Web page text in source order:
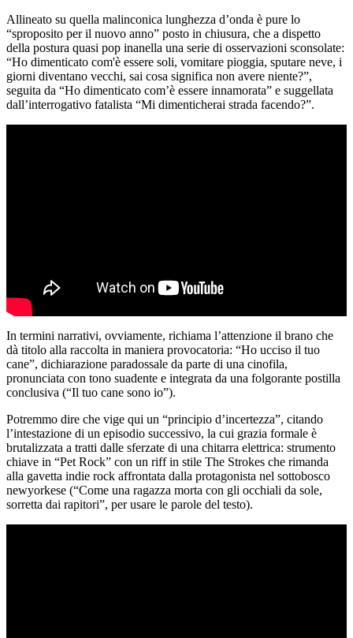
Allineato su quella malinconica lunghezza d’onda è pure lo
“sproposito per il nuovo anno” posto in chiusura, che a dispetto
della postura quasi pop inanella una serie di osservazioni sconsolate:
“Ho dimenticato com'è essere soli, vomitare pioggia, sputare neve, i
giorni diventano vecchi, sai cosa significa non avere niente?”,
seguita da “Ho dimenticato com’è essere innamorata” e suggellata
dall’interrogativo fatalista “Mi dimenticherai strada facendo?”.
In termini narrativi, ovviamente, richiama l’attenzione il brano che
dà titolo alla raccolta in maniera provocatoria: “Ho ucciso il tuo
cane”, dichiarazione paradossale da parte di una cinofila,
pronunciata con tono suadente e integrata da una folgorante postilla
conclusiva (“Il tuo cane sono io”).
Potremmo dire che vige qui un “principio d’incertezza”, citando
l’intestazione di un episodio successivo, la cui grazia formale è
brutalizzata a tratti dalle sferzate di una chitarra elettrica: strumento
chiave in “Pet Rock” con un riff in stile The Strokes che rimanda
alla gavetta indie rock affrontata dalla protagonista nel sottobosco
newyorkese (“Come una ragazza morta con gli occhiali da sole,
sorretta dai rapitori”, per usare le parole del testo).